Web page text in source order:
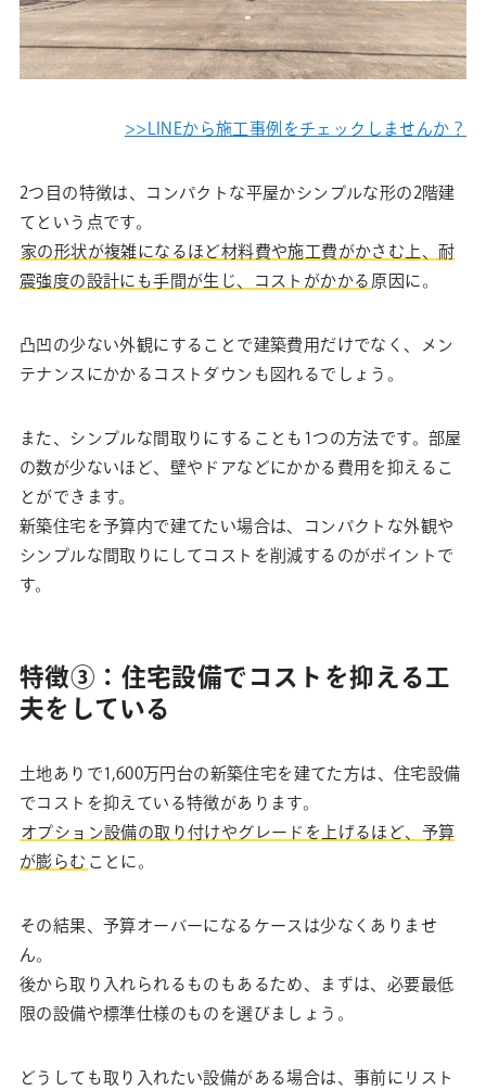
>>LINEから施工事例をチェックしませんか？
2つ目の特徴は、コンパクトな平屋かシンプルな形の2階建
てという点です。
家の形状が複雑になるほど材料費や施工費がかさむ上、耐
震強度の設計にも手間が生じ、コストがかかる 原因に。
凸凹の少ない外観にすることで建築費用だけでなく、メン
テナンスにかかるコストダウンも図れるでしょう。
また、シンプルな間取りにすることも1つの方法です。部屋
の数が少ないほど、壁やドアなどにかかる費用を抑えるこ
とができます。
新築住宅を予算内で建てたい場合は、コンパクトな外観や
シンプルな間取りにしてコストを削減するのがポイントで
す。
特徴③：住宅設備でコストを抑える工
夫をしている
土地ありで1,600万円台の新築住宅を建てた方は、住宅設備
でコストを抑えている特徴があります。
オプション設備の取り付けやグレードを上げるほど、予算
が膨らむ ことに。
その結果、予算オーバーになるケースは少なくありませ
ん。
後から取り入れられるものもあるため、まずは、必要最低
限の設備や標準仕様のものを選びましょう。
どうしても取り入れたい設備がある場合は、事前にリスト